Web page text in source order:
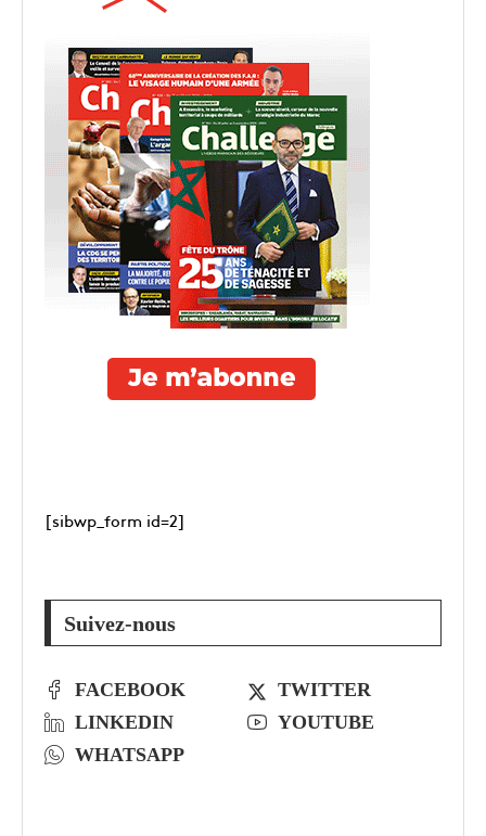
[sibwp_form id=2]
Suivez-nous
FACEBOOK
TWITTER
LINKEDIN
YOUTUBE
WHATSAPP